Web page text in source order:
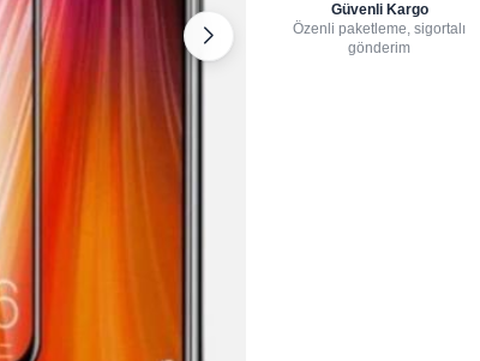
Güvenli Kargo
Özenli paketleme, sigortalı
gönderim